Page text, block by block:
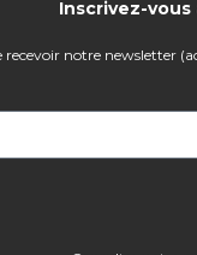
Inscrivez-
notre newsletter